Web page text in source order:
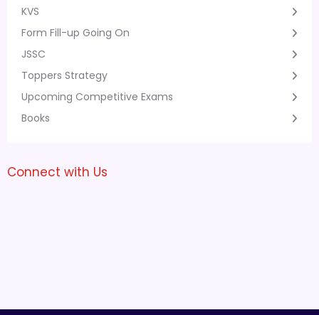
KVS
Form Fill-up Going On
JSSC
Toppers Strategy
Upcoming Competitive Exams
Books
Connect with Us